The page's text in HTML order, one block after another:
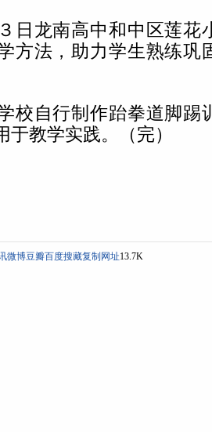
日龙南高中和中区莲花
方法，助力学生熟练巩
校自行制作跆拳道脚踢
于教学实践。（完）
微博豆瓣百度搜藏复制网址13.7K